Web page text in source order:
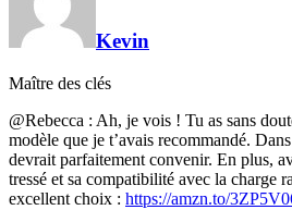
Kevin
Maître des clés
@Rebecca : Ah, je vois ! Tu as sans
modèle que je t’avais recommandé.
devrait parfaitement convenir. En plus,
tressé et sa compatibilité avec la charge
excellent choix : https://amzn.to/